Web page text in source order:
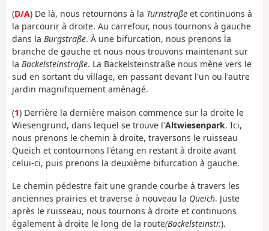
(D/A) De là, nous retournons à la Turnstraße et continuons à
la parcourir à droite. Au carrefour, nous tournons à gauche
dans la Burgstraße. À une bifurcation, nous prenons la
branche de gauche et nous nous trouvons maintenant sur
la Backelsteinstraße. La Backelsteinstraße nous mène vers le
sud en sortant du village, en passant devant l'un ou l'autre
jardin magnifiquement aménagé.
(1) Derrière la dernière maison commence sur la droite le
Wiesengrund, dans lequel se trouve l'Altwiesenpark. Ici,
nous prenons le chemin à droite, traversons le ruisseau
Queich et contournons l'étang en restant à droite avant
celui-ci, puis prenons la deuxième bifurcation à gauche.
Le chemin pédestre fait une grande courbe à travers les
anciennes prairies et traverse à nouveau la Queich. Juste
après le ruisseau, nous tournons à droite et continuons
également à droite le long de la route(Backelsteinstr.).